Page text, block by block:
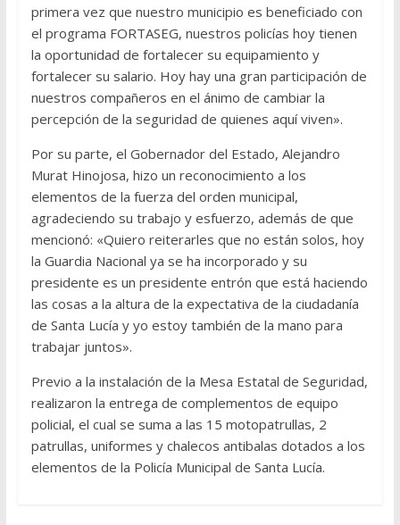
primera vez que nuestro municipio es beneficiado con
el programa FORTASEG, nuestros policías hoy tienen
la oportunidad de fortalecer su equipamiento y
fortalecer su salario. Hoy hay una gran participación de
nuestros compañeros en el ánimo de cambiar la
percepción de la seguridad de quienes aquí viven».
Por su parte, el Gobernador del Estado, Alejandro
Murat Hinojosa, hizo un reconocimiento a los
elementos de la fuerza del orden municipal,
agradeciendo su trabajo y esfuerzo, además de que
mencionó: «Quiero reiterarles que no están solos, hoy
la Guardia Nacional ya se ha incorporado y su
presidente es un presidente entrón que está haciendo
las cosas a la altura de la expectativa de la ciudadanía
de Santa Lucía y yo estoy también de la mano para
trabajar juntos».
Previo a la instalación de la Mesa Estatal de Seguridad,
realizaron la entrega de complementos de equipo
policial, el cual se suma a las 15 motopatrullas, 2
patrullas, uniformes y chalecos antibalas dotados a los
elementos de la Policía Municipal de Santa Lucía.